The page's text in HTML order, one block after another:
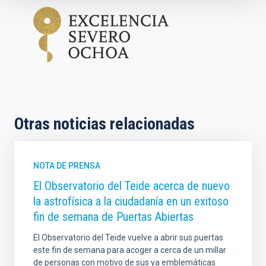
Otras noticias relacionadas
NOTA DE PRENSA
El Observatorio del Teide acerca de nuevo
la astrofísica a la ciudadanía en un exitoso
fin de semana de Puertas Abiertas
El Observatorio del Teide vuelve a abrir sus puertas
este fin de semana para acoger a cerca de un millar
de personas con motivo de sus ya emblemáticas